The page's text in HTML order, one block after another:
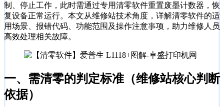
制、停止工作，此时需通过专用清零软件重置废墨计数器，恢
复设备正常运行。本文从维修站技术角度，详解清零软件的适
用场景、报错代码、功能范围及操作注意事项，助力维修人员
高效处理相关故障。
一、需清零的判定标准（维修站核心判断
依据）